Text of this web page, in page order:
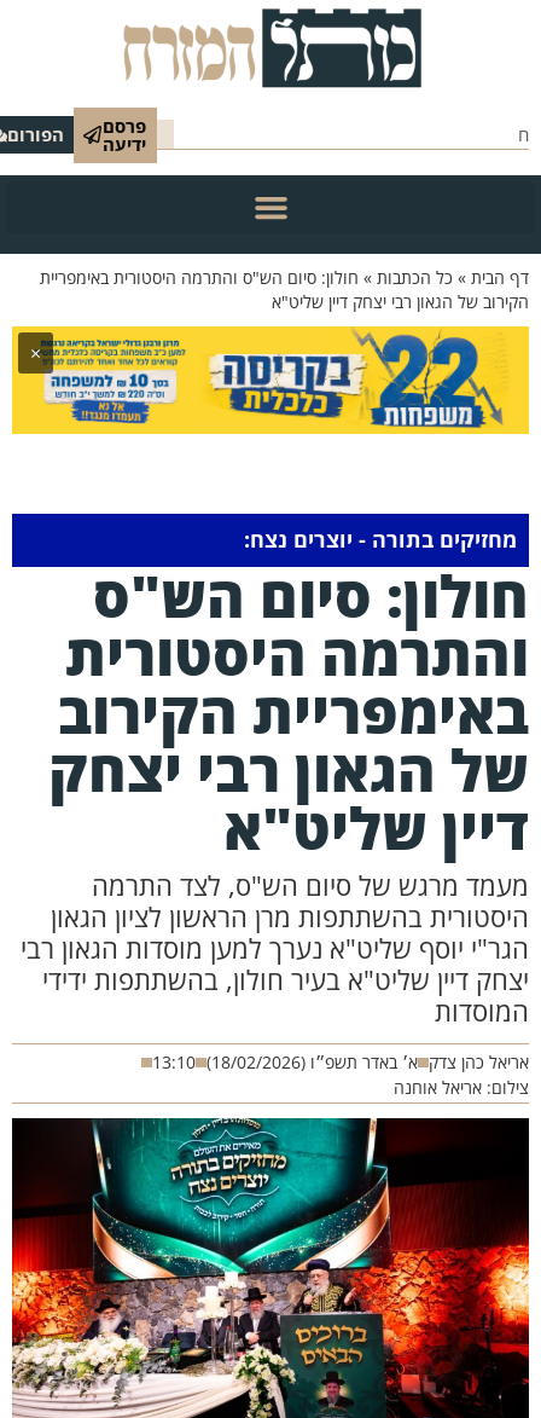
פרסם
ידיעה הפורום
הבית»כל הכתבות»חולון: סיום הש"ס והתרמה היסטורית באימפריית
של הגאון רבי יצחק דיין שליט"א
×
מחזיקים בתורה - יוצרים נצח:
סיום הש"ס
היסטורית
הקירוב
הגאון רבי יצחק
שליט"א
מרגש של סיום הש"ס, לצד התרמה
בהשתתפות מרן הראשון לציון הגאון
יוסף שליט"א נערך למען מוסדות הגאון רבי
דיין שליט"א בעיר חולון, בהשתתפות ידידי
כהן צדק א׳ באדר תשפ״ו (18/02/2026)
13:10
אריאל אוחנה